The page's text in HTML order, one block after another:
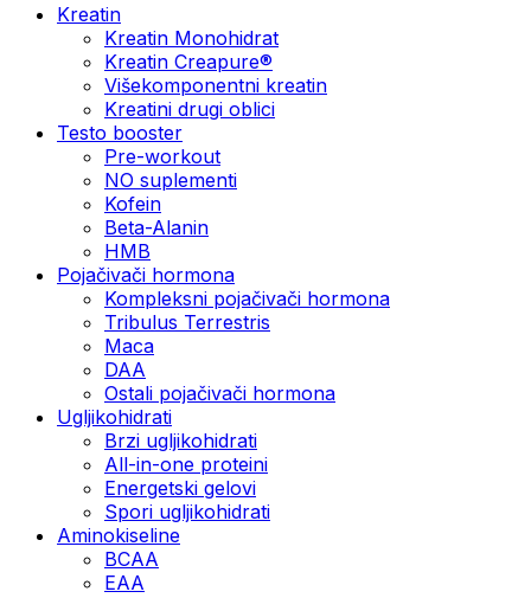
Kreatin
Kreatin Monohidrat
Kreatin Creapure®
Višekomponentni kreatin
Kreatini drugi oblici
Testo booster
Pre-workout
NO suplementi
Kofein
Beta-Alanin
HMB
Pojačivači hormona
Kompleksni pojačivači hormona
Tribulus Terrestris
Maca
DAA
Ostali pojačivači hormona
Ugljikohidrati
Brzi ugljikohidrati
All-in-one proteini
Energetski gelovi
Spori ugljikohidrati
Aminokiseline
BCAA
EAA